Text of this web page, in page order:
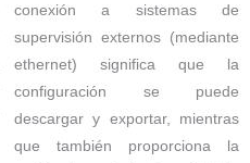
conexión a sistemas de
supervisión externos (mediante
ethernet) significa que la
configuración se puede
descargar y exportar, mientras
que también proporciona la